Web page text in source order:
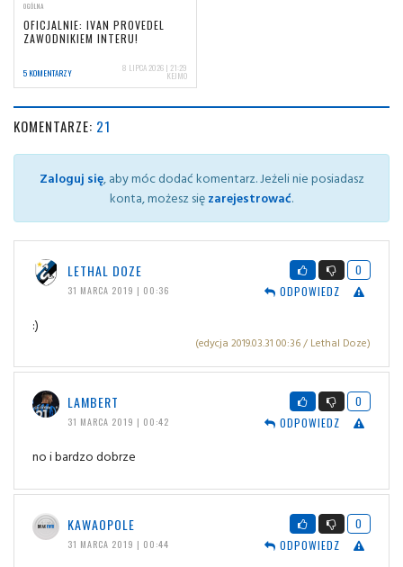
OGÓLNA
OFICJALNIE: IVAN PROVEDEL
ZAWODNIKIEM INTERU!
5 KOMENTARZY 8 LIPCA 2026 | 21:29
KEJMO
KOMENTARZE: 21
Zaloguj się, aby móc dodać komentarz. Jeżeli nie posiadasz
konta, możesz sięzarejestrować.
LETHAL DOZE
31 MARCA 2019 | 00:36
0
ODPOWIEDZ
:)
(edycja 2019.03.31 00:36 / Lethal Doze)
LAMBERT
31 MARCA 2019 | 00:42
0
ODPOWIEDZ
no i bardzo dobrze
KAWAOPOLE
31 MARCA 2019 | 00:44
0
ODPOWIEDZ